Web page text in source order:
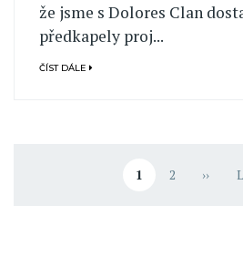
že jsme s Dolores Clan
předkapely proj...
ČÍST DÁLE
Aktuální stránka
1 Stránka
2 ››